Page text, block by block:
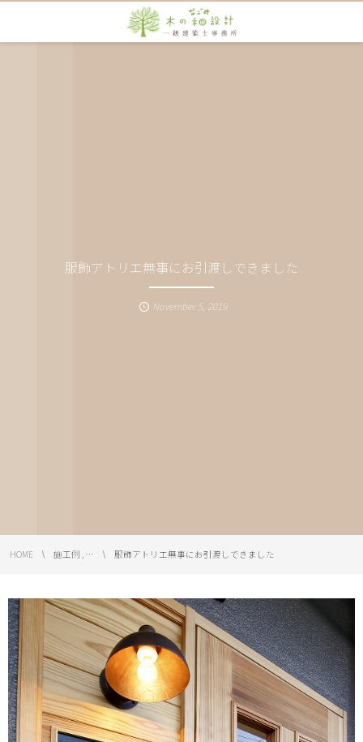
服飾アトリエ無事にお引渡しできました
November 5, 2019
HOME 施工例 , … 服飾アトリエ無事にお引渡しできました